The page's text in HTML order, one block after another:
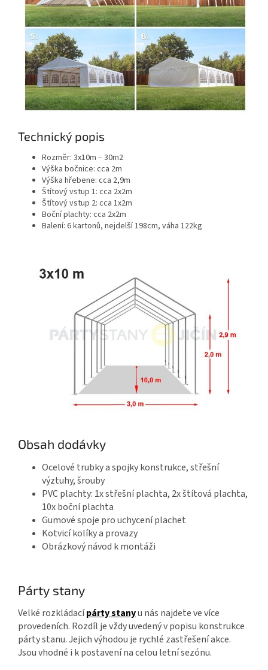
Technický popis
Rozměr: 3x10m – 30m2
Výška bočnice: cca 2m
Výška hřebene: cca 2,9m
Štítový vstup 1: cca 2x2m
Štítový vstup 2: cca 1x2m
Boční plachty: cca 2x2m
Balení: 6 kartonů, nejdelší 198cm, váha 122kg
Obsah dodávky
Ocelové trubky a spojky konstrukce, střešní
výztuhy, šrouby
PVC plachty: 1x střešní plachta, 2x štítová plachta,
10x boční plachta
Gumové spoje pro uchycení plachet
Kotvicí kolíky a provazy
Obrázkový návod k montáži
Párty stany
Velké rozkládacípárty stanyu nás najdete ve více
provedeních. Rozdíl je vždy uvedený v popisu konstrukce
párty stanu. Jejich výhodou je rychlé zastřešení akce.
Jsou vhodné i k postavení na celou letní sezónu.